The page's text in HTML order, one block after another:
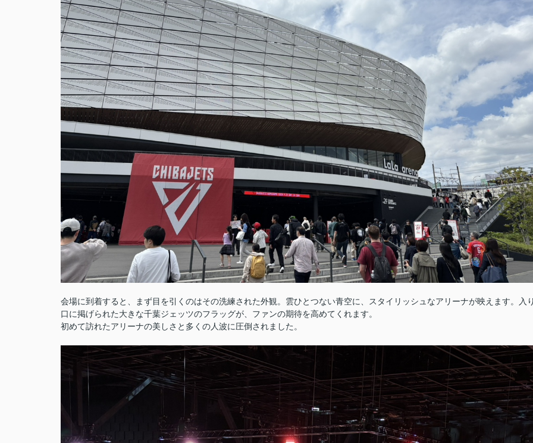
会場に到着すると、まず目を引くのはその洗練された外観。雲ひとつない青空に、スタイリッシュなアリーナが映えます。入
口に掲げられた大きな千葉ジェッツのフラッグが、ファンの期待を高めてくれます。
初めて訪れたアリーナの美しさと多くの人波に圧倒されました。